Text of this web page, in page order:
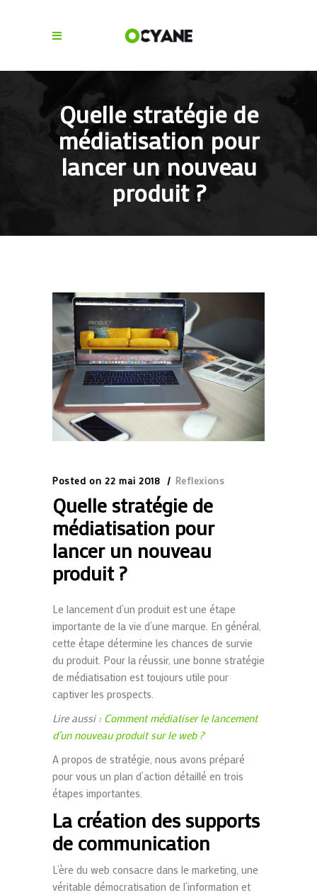
Quelle stratégie de
médiatisation pour
lancer un nouveau
produit ?
Posted on 22 mai 2018 Reflexions
Quelle stratégie de
médiatisation pour
lancer un nouveau
produit ?
Le lancement d’un produit est une étape
importante de la vie d’une marque. En général,
cette étape détermine les chances de survie
du produit. Pour la réussir, une bonne stratégie
de médiatisation est toujours utile pour
captiver les prospects.
Lire aussi : Comment médiatiser le lancement
d’un nouveau produit sur le web ?
A propos de stratégie, nous avons préparé
pour vous un plan d’action détaillé en trois
étapes importantes.
La création des supports
de communication
L’ère du web consacre dans le marketing, une
véritable démocratisation de l’information et